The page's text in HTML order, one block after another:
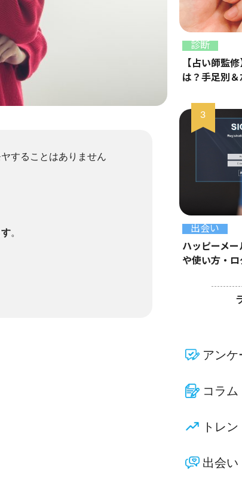
することはありません
。
診断
【占い師監
は？手足別
出会い
ハッピーメ
や使い方・
アンケ
コラム
トレン
出会い